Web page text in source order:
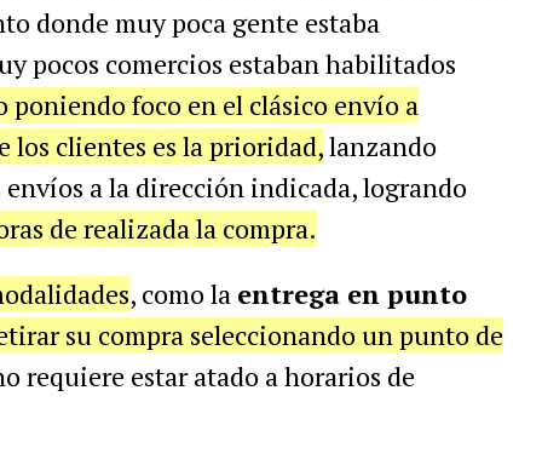
donde muy poca gente estaba
pocos comercios estaban habilitados
poniendo foco en el clásico envío a
los clientes es la prioridad,lanzando
a la dirección indicada, logrando
de realizada la compra.
, como la entrega en punto
su compra seleccionando un punto de
requiere estar atado a horarios de